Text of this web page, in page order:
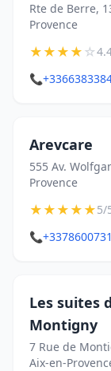
Rte de Berre,
Provence
★★★★☆
📞
Arevcare
555 Av.
Provence
★★★★★5/
📞
Les suites
Montigny
7 Rue de
Aix-en-